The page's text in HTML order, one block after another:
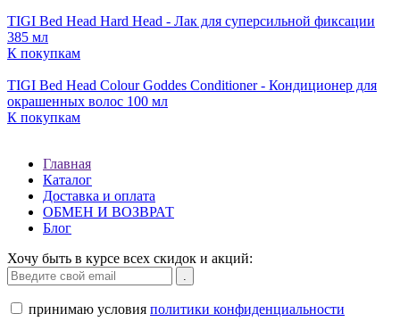
TIGI Bed Head Hard Head - Лак для суперсильной фиксации
385 мл
К покупкам
TIGI Bed Head Colour Goddes Conditioner - Кондиционер для
окрашенных волос 100 мл
К покупкам
Главная
Каталог
Доставка и оплата
ОБМЕН И ВОЗВРАТ
Блог
Хочу быть в курсе всех скидок и акций:
принимаю условия политики конфиденциальности